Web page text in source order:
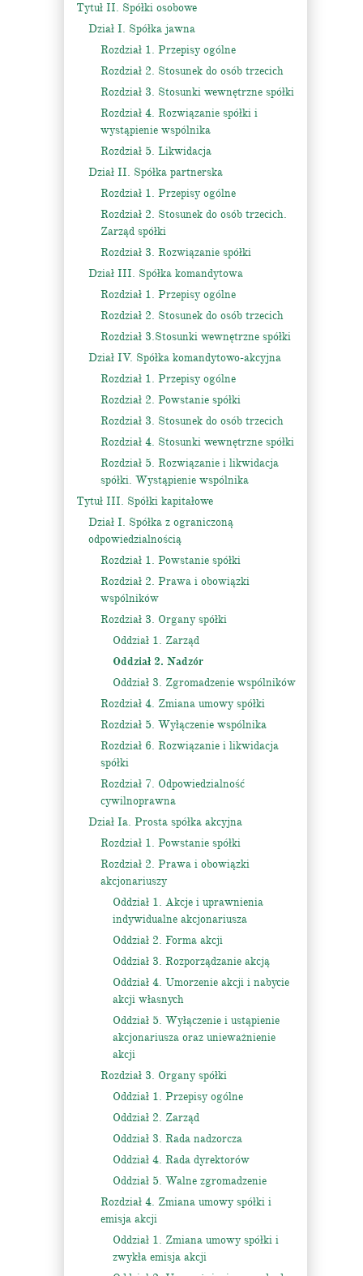
Tytuł II. Spółki osobowe
Dział I. Spółka jawna
Rozdział 1. Przepisy ogólne
Rozdział 2. Stosunek do osób trzecich
Rozdział 3. Stosunki wewnętrzne spółki
Rozdział 4. Rozwiązanie spółki i
wystąpienie wspólnika
Rozdział 5. Likwidacja
Dział II. Spółka partnerska
Rozdział 1. Przepisy ogólne
Rozdział 2. Stosunek do osób trzecich.
Zarząd spółki
Rozdział 3. Rozwiązanie spółki
Dział III. Spółka komandytowa
Rozdział 1. Przepisy ogólne
Rozdział 2. Stosunek do osób trzecich
Rozdział 3.Stosunki wewnętrzne spółki
Dział IV. Spółka komandytowo-akcyjna
Rozdział 1. Przepisy ogólne
Rozdział 2. Powstanie spółki
Rozdział 3. Stosunek do osób trzecich
Rozdział 4. Stosunki wewnętrzne spółki
Rozdział 5. Rozwiązanie i likwidacja
spółki. Wystąpienie wspólnika
Tytuł III. Spółki kapitałowe
Dział I. Spółka z ograniczoną
odpowiedzialnością
Rozdział 1. Powstanie spółki
Rozdział 2. Prawa i obowiązki
wspólników
Rozdział 3. Organy spółki
Oddział 1. Zarząd
Oddział 2. Nadzór
Oddział 3. Zgromadzenie wspólników
Rozdział 4. Zmiana umowy spółki
Rozdział 5. Wyłączenie wspólnika
Rozdział 6. Rozwiązanie i likwidacja
spółki
Rozdział 7. Odpowiedzialność
cywilnoprawna
Dział Ia. Prosta spółka akcyjna
Rozdział 1. Powstanie spółki
Rozdział 2. Prawa i obowiązki
akcjonariuszy
Oddział 1. Akcje i uprawnienia
indywidualne akcjonariusza
Oddział 2. Forma akcji
Oddział 3. Rozporządzanie akcją
Oddział 4. Umorzenie akcji i nabycie
akcji własnych
Oddział 5. Wyłączenie i ustąpienie
akcjonariusza oraz unieważnienie
akcji
Rozdział 3. Organy spółki
Oddział 1. Przepisy ogólne
Oddział 2. Zarząd
Oddział 3. Rada nadzorcza
Oddział 4. Rada dyrektorów
Oddział 5. Walne zgromadzenie
Rozdział 4. Zmiana umowy spółki i
emisja akcji
Oddział 1. Zmiana umowy spółki i
zwykła emisja akcji